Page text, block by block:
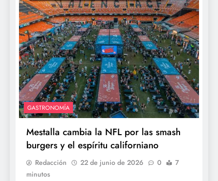
GASTRONOMÍA
Mestalla cambia la NFL por las smash
burgers y el espíritu californiano
Redacción 22 de junio de 2026 0
7
minutos